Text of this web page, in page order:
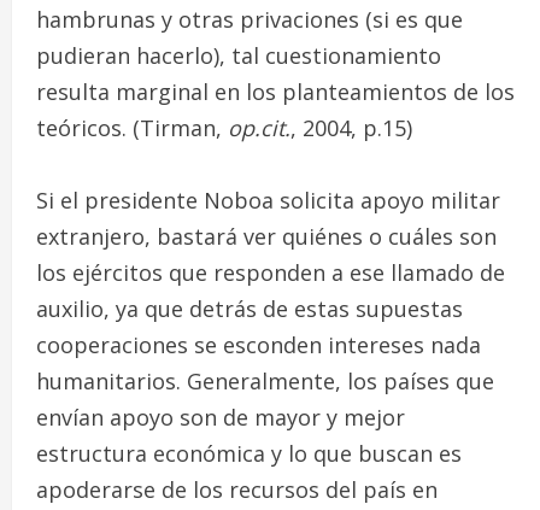
hambrunas y otras privaciones (si es que
pudieran hacerlo), tal cuestionamiento
resulta marginal en los planteamientos de los
teóricos. (Tirman, op.cit., 2004, p.15)
Si el presidente Noboa solicita apoyo militar
extranjero, bastará ver quiénes o cuáles son
los ejércitos que responden a ese llamado de
auxilio, ya que detrás de estas supuestas
cooperaciones se esconden intereses nada
humanitarios. Generalmente, los países que
envían apoyo son de mayor y mejor
estructura económica y lo que buscan es
apoderarse de los recursos del país en